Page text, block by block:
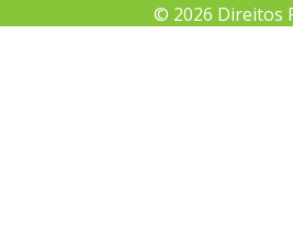
© 2026 Direitos